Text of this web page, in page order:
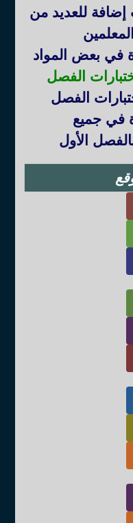
إضافة للعديد من
في بعض المواد
الفصل
الفصل
في جميع
الأول